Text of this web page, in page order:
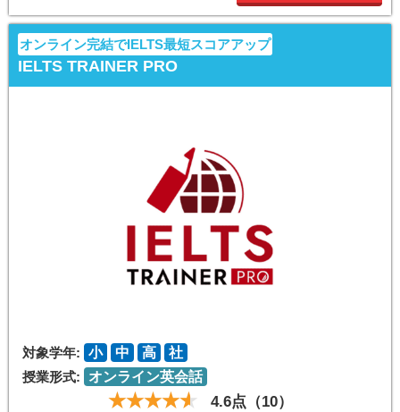
オンライン完結でIELTS最短スコアアップ
IELTS TRAINER PRO
対象学年: 小 中 高
社
授業形式:
オンライン英会話
4.6点（10）